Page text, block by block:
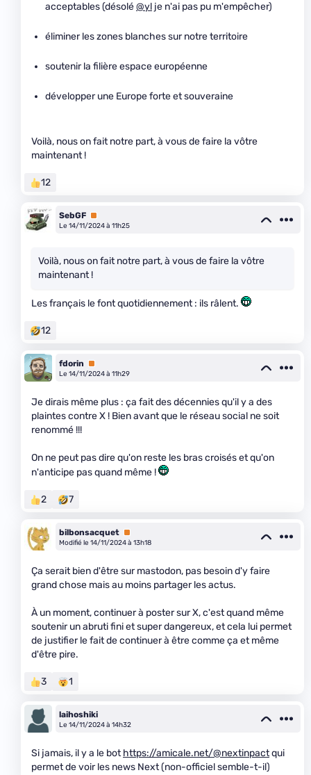
acceptables (désolé@yl je n'ai pas pu m'empêcher)
éliminer les zones blanches sur notre territoire
soutenir la filière espace européenne
développer une Europe forte et souveraine
Voilà, nous on fait notre part, à vous de faire la vôtre
maintenant !
12
SebGF Premium
Le 14/11/2024 à 11h25
Voilà, nous on fait notre part, à vous de faire la vôtre
maintenant !
Les français le font quotidiennement : ils râlent.
12
fdorin
Premium
Le 14/11/2024 à 11h29
Je dirais même plus : ça fait des décennies qu'il y a des
plaintes contre X ! Bien avant que le réseau social ne soit
renommé !!!
On ne peut pas dire qu'on reste les bras croisés et qu'on
n'anticipe pas quand même !
2 7
bilbonsacquet Premium
Modifié le 14/11/2024 à 13h18
Ça serait bien d'être sur mastodon, pas besoin d'y faire
grand chose mais au moins partager les actus.
À un moment, continuer à poster sur X, c'est quand même
soutenir un abruti fini et super dangereux, et cela lui permet
de justifier le fait de continuer à être comme ça et même
d'être pire.
3 1
laihoshiki
Le 14/11/2024 à 14h32
Si jamais, il y a le bothttps://amicale.net/@nextinpactqui
permet de voir les news Next (non-officiel semble-t-il)